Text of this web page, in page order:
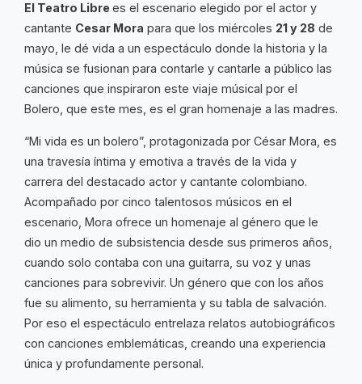
El Teatro Libre es el escenario elegido por el actor y
cantante Cesar Mora para que los miércoles 21 y 28 de
mayo, le dé vida a un espectáculo donde la historia y la
música se fusionan para contarle y cantarle a público las
canciones que inspiraron este viaje músical por el
Bolero, que este mes, es el gran homenaje a las madres.
“Mi vida es un bolero”, protagonizada por César Mora, es
una travesía íntima y emotiva a través de la vida y
carrera del destacado actor y cantante colombiano.
Acompañado por cinco talentosos músicos en el
escenario, Mora ofrece un homenaje al género que le
dio un medio de subsistencia desde sus primeros años,
cuando solo contaba con una guitarra, su voz y unas
canciones para sobrevivir. Un género que con los años
fue su alimento, su herramienta y su tabla de salvación.
Por eso el espectáculo entrelaza relatos autobiográficos
con canciones emblemáticas, creando una experiencia
única y profundamente personal.